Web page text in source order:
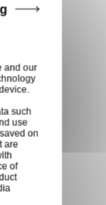
20 ans.
and our
such
use
on
are
of